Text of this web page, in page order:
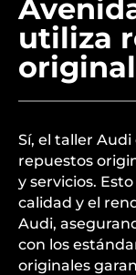
utiliza
Sí, el taller
repuestos
y servicios.
calidad y el
Audi,
con los
originales